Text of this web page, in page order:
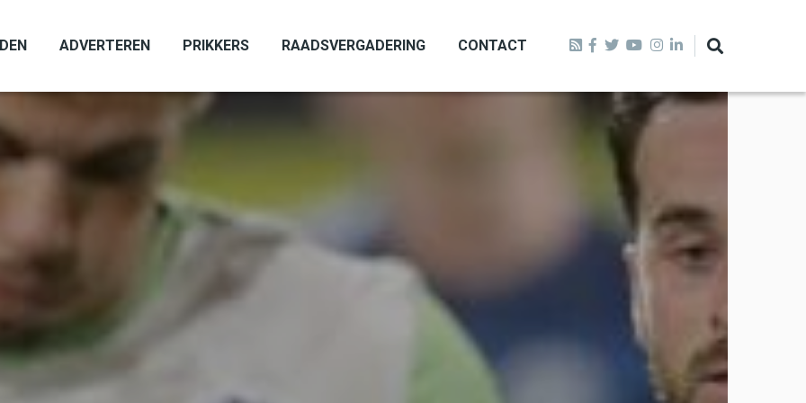
ADVERTEREN PRIKKERS RAADSVERGADERING CONTACT